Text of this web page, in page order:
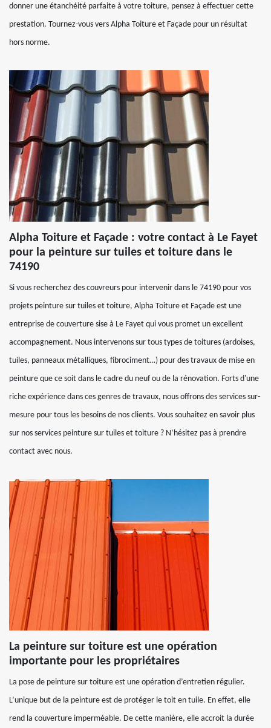
donner une étanchéité parfaite à votre toiture, pensez à effectuer cette
prestation. Tournez-vous vers Alpha Toiture et Façade pour un résultat
hors norme.
Alpha Toiture et Façade : votre contact à Le Fayet
pour la peinture sur tuiles et toiture dans le
74190
Si vous recherchez des couvreurs pour intervenir dans le 74190 pour vos
projets peinture sur tuiles et toiture, Alpha Toiture et Façade est une
entreprise de couverture sise à Le Fayet qui vous promet un excellent
accompagnement. Nous intervenons sur tous types de toitures (ardoises,
tuiles, panneaux métalliques, fibrociment…) pour des travaux de mise en
peinture que ce soit dans le cadre du neuf ou de la rénovation. Forts d'une
riche expérience dans ces genres de travaux, nous offrons des services sur-
mesure pour tous les besoins de nos clients. Vous souhaitez en savoir plus
sur nos services peinture sur tuiles et toiture ? N’hésitez pas à prendre
contact avec nous.
La peinture sur toiture est une opération
importante pour les propriétaires
La pose de peinture sur toiture est une opération d’entretien régulier.
L’unique but de la peinture est de protéger le toit en tuile. En effet, elle
rend la couverture imperméable. De cette manière, elle accroit la durée